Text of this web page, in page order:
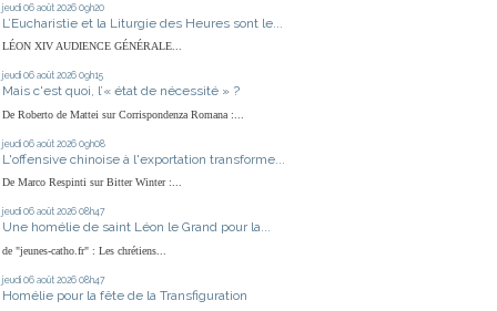
jeudi 06 août 2026 09h20
L’Eucharistie et la Liturgie des Heures sont le...
LÉON XIV AUDIENCE GÉNÉRALE...
jeudi 06 août 2026 09h15
Mais c'est quoi, l’« état de nécessité » ?
De Roberto de Mattei sur Corrispondenza Romana :...
jeudi 06 août 2026 09h08
L'offensive chinoise à l'exportation transforme...
De Marco Respinti sur Bitter Winter :...
jeudi 06 août 2026 08h47
Une homélie de saint Léon le Grand pour la...
de "jeunes-catho.fr" : Les chrétiens...
jeudi 06 août 2026 08h47
Homélie pour la fête de la Transfiguration